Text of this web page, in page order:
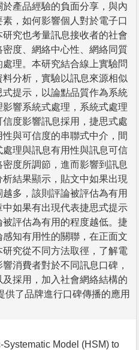
產品經驗的負面分享，與內
，如何影響個人對於電子口
究也考量訊息接收者的社會
度、網絡中心性、網絡同質
理。本研究結合線上實驗問
分析，實驗以訊息來源相似
提示，以論點品質作為系統
響系統式處理，系統式處理
度影響訊息採用，捷思式處
與可信度的串聯式中介，間
理與訊息有用性與訊息可信
度所調節，進而影響到訊息
結果顯示，貼文中如果出現
多，該則評論被評估為有用
如果有出現代表捷思式提示
評估為有用的程度越低。捷
知有用性的關聯，在正面文
究從不同方法取徑，了解電
消費者對於不同訊息口碑，
採用，加入社會網絡結構的
了品牌進行口碑傳播的應用
Model (HSM) to